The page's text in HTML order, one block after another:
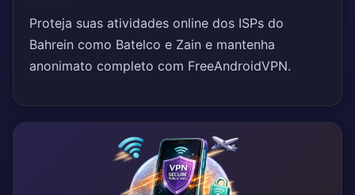
Proteja suas atividades online dos ISPs do
Bahrein como Batelco e Zain e mantenha
anonimato completo com FreeAndroidVPN.